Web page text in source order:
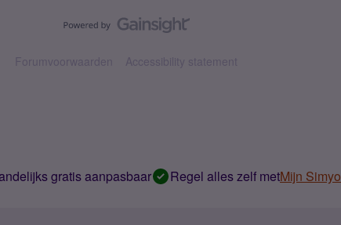
Forumvoorwaarden Accessibility statement
gratis aanpasbaar Regel alles zelf metMijn Simyo